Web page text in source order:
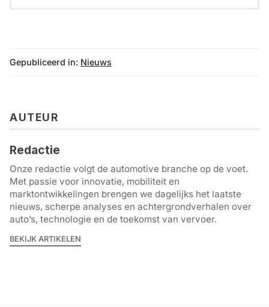
Gepubliceerd in: Nieuws
AUTEUR
Redactie
Onze redactie volgt de automotive branche op de voet.
Met passie voor innovatie, mobiliteit en
marktontwikkelingen brengen we dagelijks het laatste
nieuws, scherpe analyses en achtergrondverhalen over
auto’s, technologie en de toekomst van vervoer.
BEKIJK ARTIKELEN